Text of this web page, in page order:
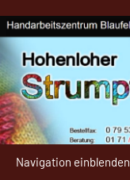
Navigation einblenden